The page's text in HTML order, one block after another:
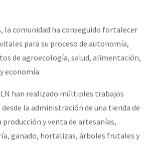
la comunidad ha conseguido fortalecer
para su proceso de autonomía,
de agroecología, salud, alimentación,
economía.
han realizado múltiples trabajos
la administración de una tienda de
y venta de artesanías,
ganado, hortalizas, árboles frutales y